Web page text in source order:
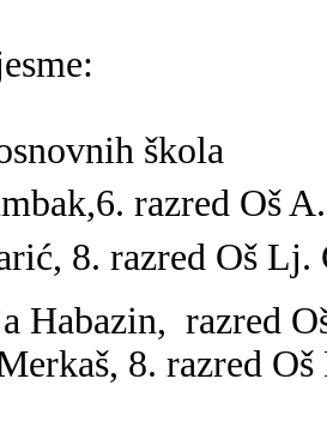
škola
razred Oš
8. razred Oš Lj.
Habazin, razred
8. razred Oš